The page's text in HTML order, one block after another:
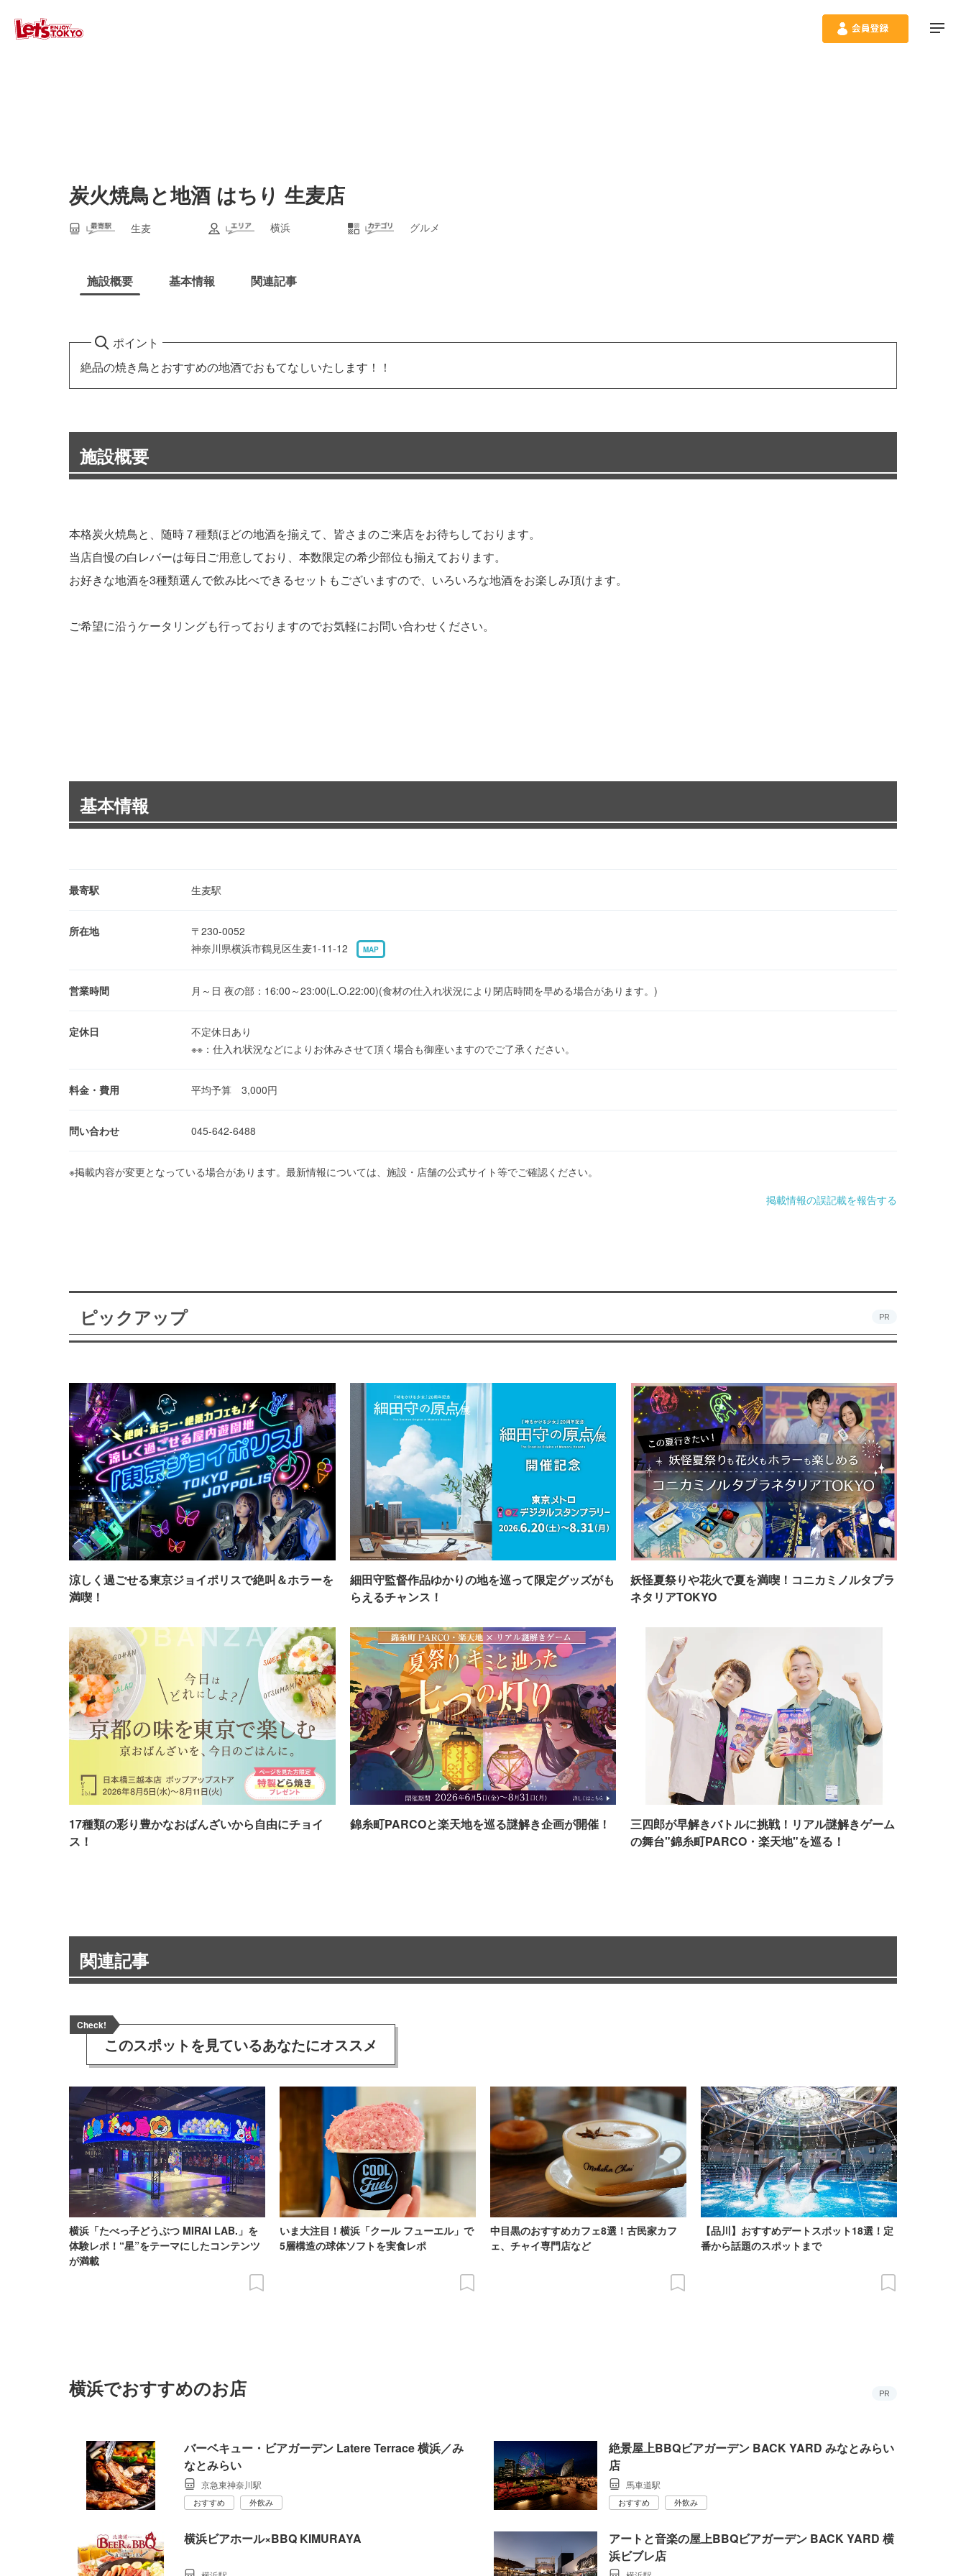
炭火焼鳥と地酒 はちり 生麦店
生麦 横浜 グルメ
施設概要 基本情報 関連記事
ポイント
絶品の焼き鳥とおすすめの地酒でおもてなしいたします！！
施設概要
本格炭火焼鳥と、随時７種類ほどの地酒を揃えて、皆さまのご来店をお待ちしております。
当店自慢の白レバーは毎日ご用意しており、本数限定の希少部位も揃えております。
お好きな地酒を3種類選んで飲み比べできるセットもございますので、いろいろな地酒をお楽しみ頂けます。
ご希望に沿うケータリングも行っておりますのでお気軽にお問い合わせください。
基本情報
最寄駅 生麦駅
所在地
〒230-0052
神奈川県横浜市鶴見区生麦1-11-12
MAP
営業時間 月～日 夜の部：16:00～23:00(L.O.22:00)(食材の仕入れ状況により閉店時間を早める場合があります。)
定休日
不定休日あり
※※：仕入れ状況などによりお休みさせて頂く場合も御座いますのでご了承ください。
料金・費用 平均予算 3,000円
問い合わせ 045-642-6488
※掲載内容が変更となっている場合があります。最新情報については、施設・店舗の公式サイト等でご確認ください。
掲載情報の誤記載を報告する
ピックアップ PR
涼しく過ごせる東京ジョイポリスで絶叫＆ホラーを
満喫！
細田守監督作品ゆかりの地を巡って限定グッズがも
らえるチャンス！
妖怪夏祭りや花火で夏を満喫！コニカミノルタプラ
ネタリアTOKYO
17種類の彩り豊かなおばんざいから自由にチョイ
ス！
錦糸町PARCOと楽天地を巡る謎解き企画が開催！
三四郎が早解きバトルに挑戦！リアル謎解きゲーム
の舞台"錦糸町PARCO・楽天地"を巡る！
関連記事
Check!
このスポットを見ているあなたにオススメ
横浜「たべっ子どうぶつ MIRAI LAB.」を
体験レポ！“星”をテーマにしたコンテンツ
が満載
いま大注目！横浜「クール フューエル」で
5層構造の球体ソフトを実食レポ
中目黒のおすすめカフェ8選！古民家カフ
ェ、チャイ専門店など
【品川】おすすめデートスポット18選！定
番から話題のスポットまで
横浜でおすすめのお店 PR
バーベキュー・ビアガーデン Latere Terrace 横浜／み
なとみらい
京急東神奈川駅
おすすめ 外飲み
絶景屋上BBQビアガーデン BACK YARD みなとみらい
店
馬車道駅
おすすめ 外飲み
横浜ビアホール×BBQ KIMURAYA
アートと音楽の屋上BBQビアガーデン BACK YARD 横
浜ビブレ店